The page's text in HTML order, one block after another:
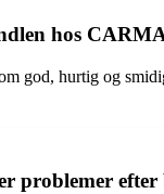
hos
god, hurtig og
problemer efter